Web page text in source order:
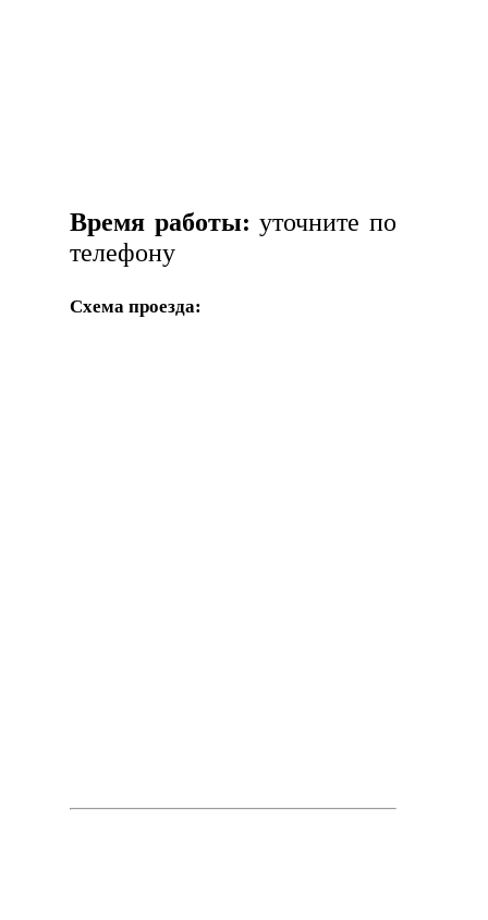
Время работы: уточните по
телефону
Схема проезда: